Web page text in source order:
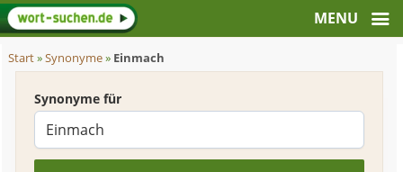
Start»Synonyme» Einmach
Synonyme für